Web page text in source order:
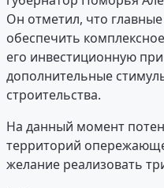
Он отметил, что
обеспечить
его инвестиционную
дополнительные
строительства.
На данный момент
территорий
желание реализовать